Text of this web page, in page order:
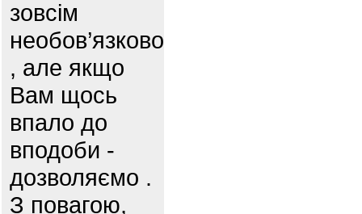
зовсім
необов’язково
, але якщо
Вам щось
впало до
вподоби -
дозволяємо .
З повагою,